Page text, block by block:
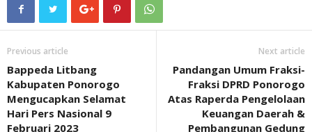
Previous article
Bappeda Litbang
Kabupaten Ponorogo
Mengucapkan Selamat
Hari Pers Nasional 9
Februari 2023
Next article
Pandangan Umum Fraksi-
Fraksi DPRD Ponorogo
Atas Raperda Pengelolaan
Keuangan Daerah &
Pembangunan Gedung